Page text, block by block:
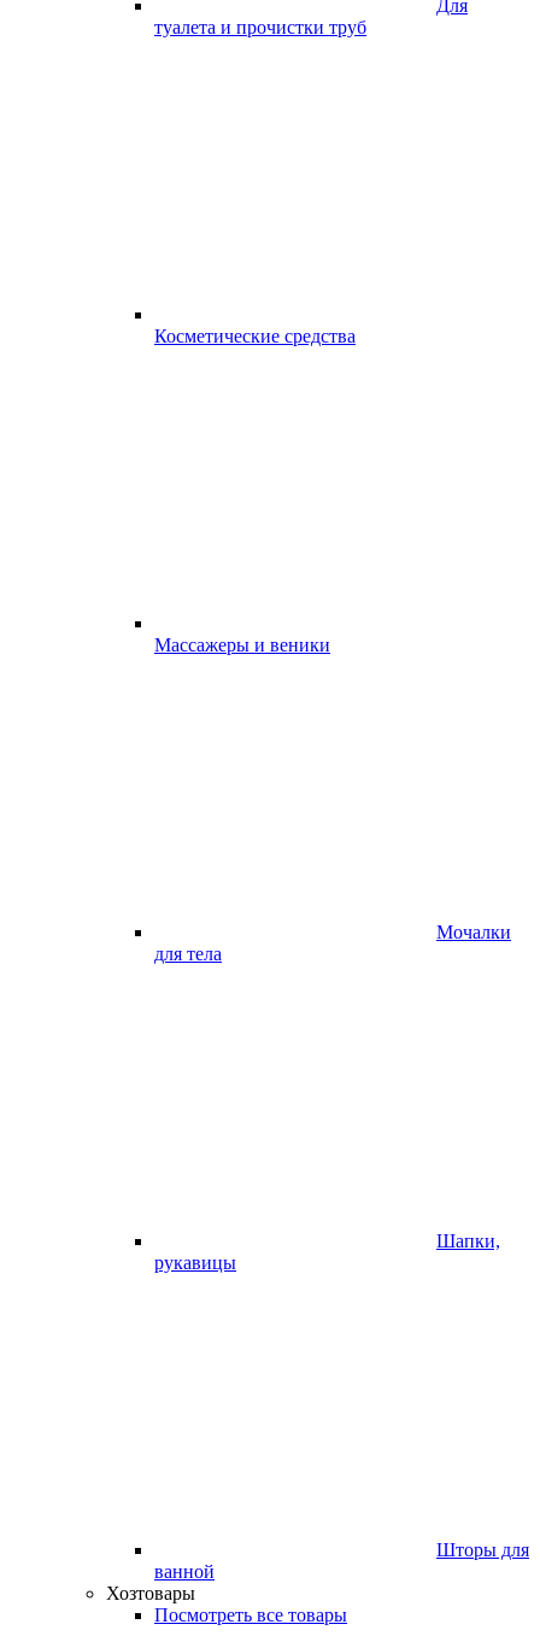
Для
туалета и прочистки труб
Косметические средства
Массажеры и веники
Мочалки
для тела
Шапки,
рукавицы
Шторы для
ванной
Хозтовары
Посмотреть все товары